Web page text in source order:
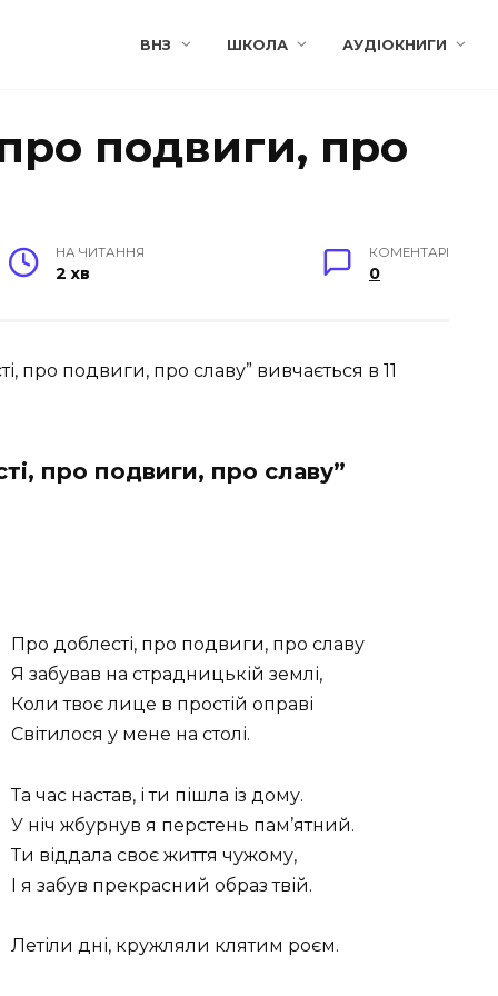
ВНЗ ШКОЛА АУДІОКНИГИ
подвиги, про
НА ЧИТАННЯ
2 хв
КОМЕНТАРІ
0
про подвиги, про славу” вивчається в 11
про подвиги, про славу”
Про доблесті, про подвиги, про славу
Я забував на страдницькій землі,
Коли твоє лице в простій оправі
Світилося у мене на столі.
Та час настав, і ти пішла із дому.
У ніч жбурнув я перстень пам’ятний.
Ти віддала своє життя чужому,
І я забув прекрасний образ твій.
Летіли дні, кружляли клятим роєм.